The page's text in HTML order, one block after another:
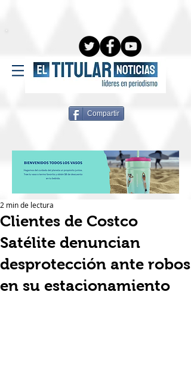
Compartir
Clientes de Costco
Satélite denuncian
desprotección ante robos
en su estacionamiento
2 min de lectura